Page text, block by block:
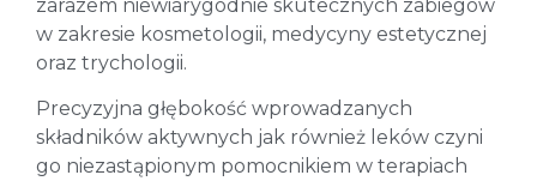
zarazem niewiarygodnie skutecznych zabiegów
w zakresie kosmetologii, medycyny estetycznej
oraz trychologii.
Precyzyjna głębokość wprowadzanych
składników aktywnych jak również leków czyni
go niezastąpionym pomocnikiem w terapiach